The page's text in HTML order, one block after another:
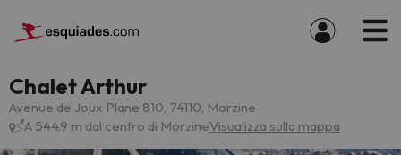
Chalet Arthur
Avenue de Joux Plane 810, 74110, Morzine
A 544.9 m dal centro di MorzineVisualizza sulla mappa